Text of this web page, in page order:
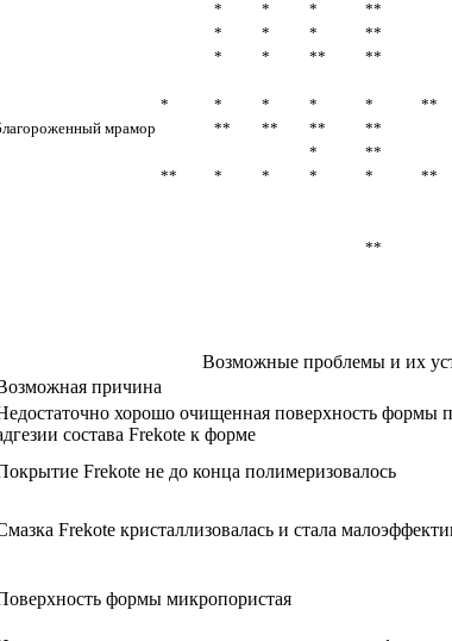
* * *
**
* * *
**
* * **
**
* * * * *
**
мрамор
** ** ** **
*
**
** * * * *
**
**
Возможные проблемы и их
причина
хорошо очищенная поверхность формы
состава Frekote к форме
Frekote не до конца полимеризовалось
Frekote кристаллизовалась и стала
формы микропористая